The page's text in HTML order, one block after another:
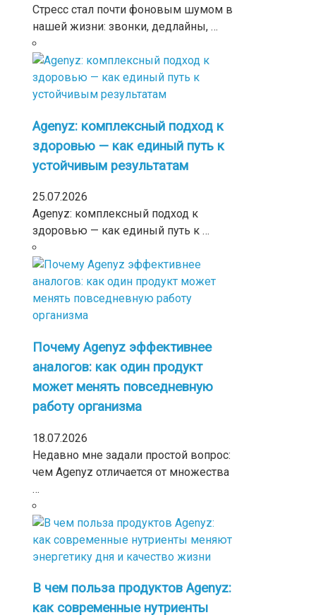
Стресс стал почти фоновым шумом в
нашей жизни: звонки, дедлайны, …
Agenyz: комплексный подход к
здоровью — как единый путь к
устойчивым результатам
25.07.2026
Agenyz: комплексный подход к
здоровью — как единый путь к …
Почему Agenyz эффективнее
аналогов: как один продукт
может менять повседневную
работу организма
18.07.2026
Недавно мне задали простой вопрос:
чем Agenyz отличается от множества
…
В чем польза продуктов Agenyz:
как современные нутриенты